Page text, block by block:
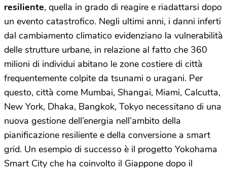
resiliente, quella in grado di reagire e riadattarsi dopo
un evento catastrofico. Negli ultimi anni, i danni inferti
dal cambiamento climatico evidenziano la vulnerabilità
delle strutture urbane, in relazione al fatto che 360
milioni di individui abitano le zone costiere di città
frequentemente colpite da tsunami o uragani. Per
questo, città come Mumbai, Shangai, Miami, Calcutta,
New York, Dhaka, Bangkok, Tokyo necessitano di una
nuova gestione dell’energia nell’ambito della
pianificazione resiliente e della conversione a smart
grid. Un esempio di successo è il progetto Yokohama
Smart City che ha coinvolto il Giappone dopo il